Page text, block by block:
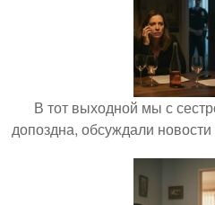
В тот выходной мы с
допоздна, обсуждали